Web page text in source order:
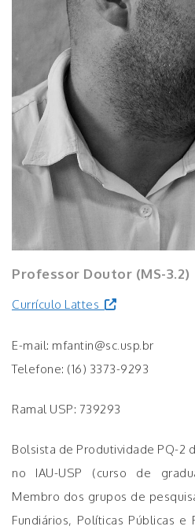
Professor Doutor (MS-3.2)
Currículo Lattes
E-mail: mfantin@sc.usp.br
Telefone: (16) 3373-9293
Ramal USP: 739293
Bolsista de Produtividade PQ-2
no IAU-USP (curso de
Membro dos grupos de
Fundiários, Políticas Públicas